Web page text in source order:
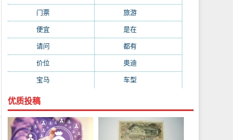
门票(564) 旅游
便宜 是在
请问 都有
价位 奥迪
宝马 车型
优质投稿